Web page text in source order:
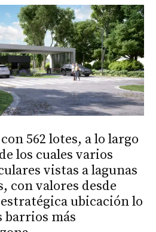
562 lotes, a lo largo
los cuales varios
vistas a lagunas
con valores desde
estratégica ubicación lo
barrios más